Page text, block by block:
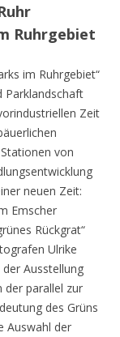
Ruhrgebiet
im Ruhrgebiet“
Parklandschaft
Zeit
von
neuen Zeit:
Emscher
Rückgrat“
Ulrike
Ausstellung
der parallel zur
des Grüns
Auswahl der